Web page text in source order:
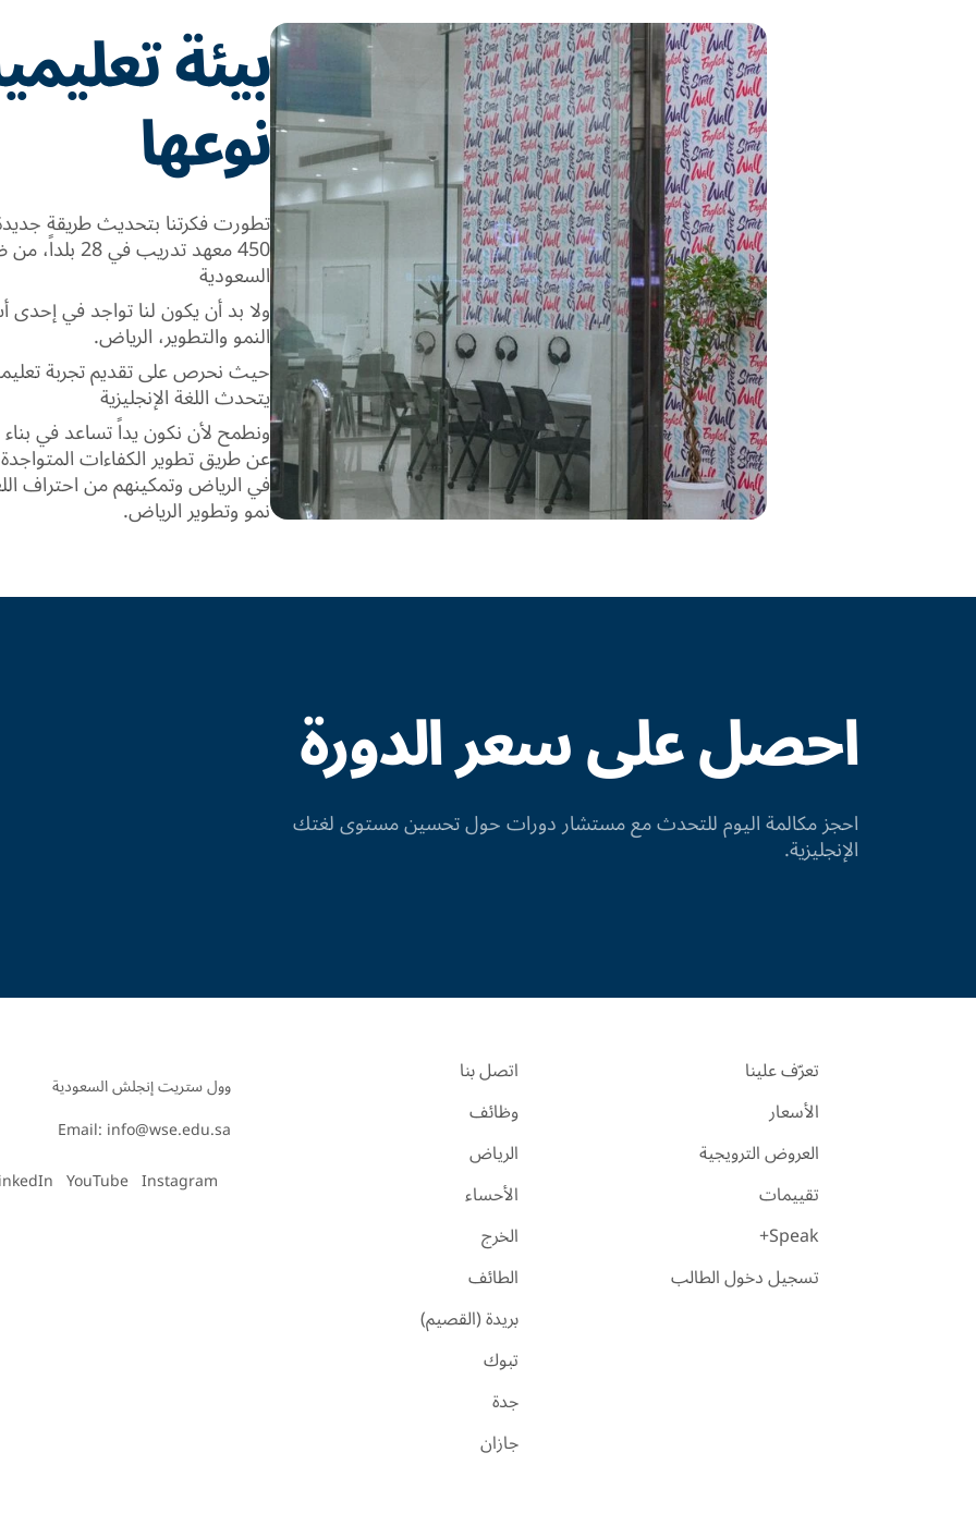
بيئة
نوعها
تطورت فكرتنا بتحديث طريقة جديدة
السعودية
ولا بد أن يكون لنا تواجد في إحدى
النمو والتطوير، الرياض.
حيث نحرص على تقديم تجربة
يتحدث اللغة الإنجليزية
عن طريق تطوير الكفاءات
في الرياض وتمكينهم من احتراف
نمو وتطوير الرياض.
احصل على سعر الدورة
احجز مكالمة اليوم للتحدث مع مستشار دورات حول تحسين مستوى لغتك
الإنجليزية.
تعرّف علينا
الأسعار
العروض الترويجية
تقييمات
Speak+
تسجيل دخول الطالب
اتصل بنا
وظائف
الرياض
الأحساء
الخرج
الطائف
بريدة (القصيم)
تبوك
جدة
جازان
Email: info@wse.edu.sa
Instagram
YouTube